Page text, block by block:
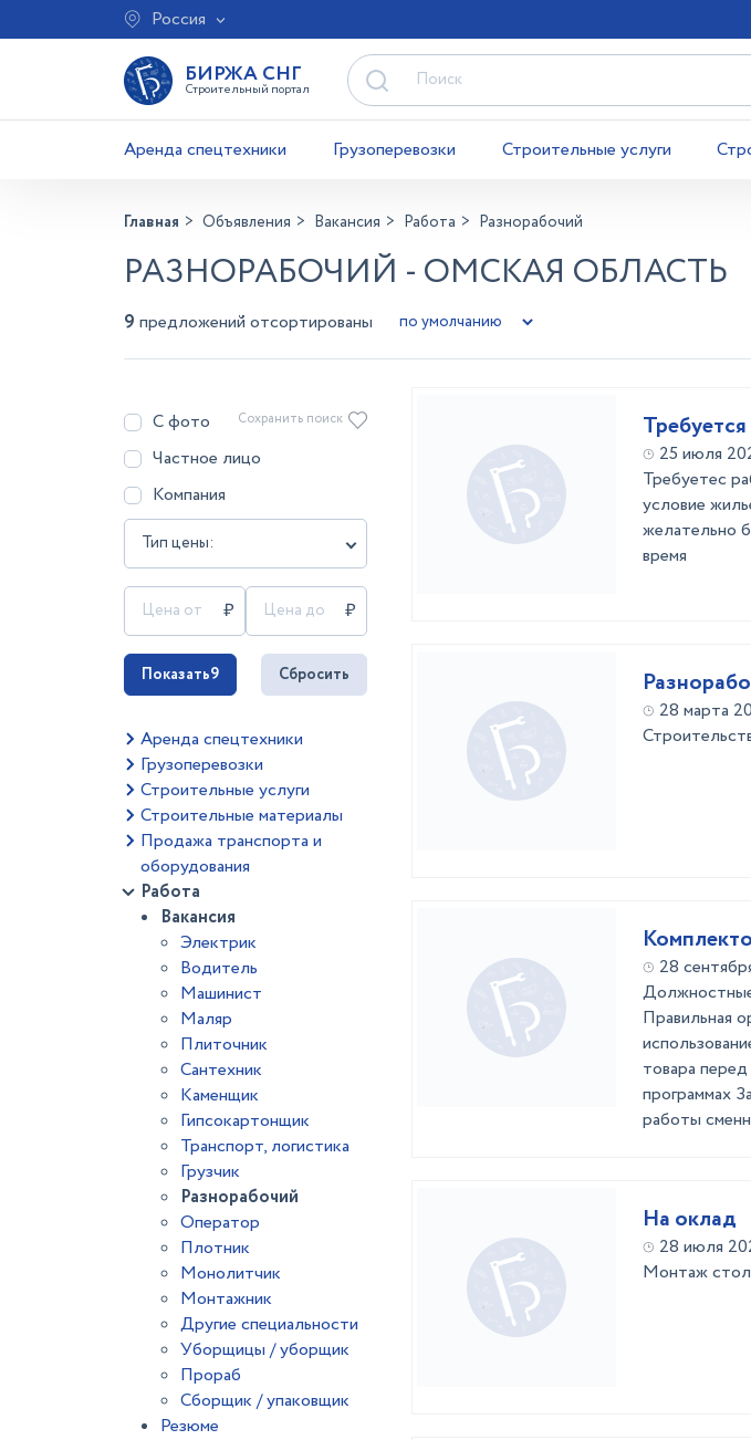
Россия
БИРЖА СНГ
Строительный портал
Аренда спецтехники Грузоперевозки Строительные услуги
Главная Объявления Вакансия Работа Разнорабочий
РАЗНОРАБОЧИЙ - ОМСКАЯ ОБЛАСТЬ
9 предложений отсортированы
С фото
Частное лицо
Компания
Тип цены:
Сохранить поиск
Показать9 Сбросить
Аренда спецтехники
Грузоперевозки
Строительные услуги
Строительные материалы
Продажа транспорта и
оборудования
Работа
Вакансия
Электрик
Водитель
Машинист
Маляр
Плиточник
Сантехник
Каменщик
Гипсокартонщик
Транспорт, логистика
Грузчик
Разнорабочий
Оператор
Плотник
Монолитчик
Монтажник
Другие специальности
Уборщицы / уборщик
Прораб
Сборщик / упаковщик
Резюме
25 июля
Требуетес
условие
желательно
время
28 марта
28
Должностные
Правильная
товара
программах
работы
На оклад
28 июля
Монтаж